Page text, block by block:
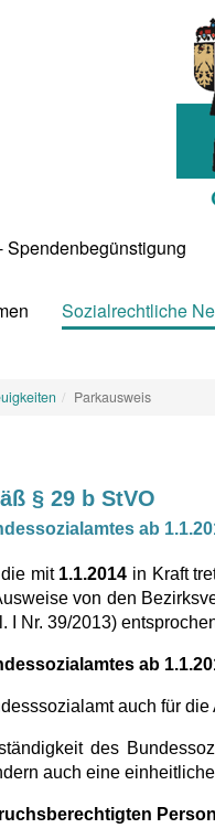
Spendenbegünstigung
Sozialrechtliche
Parkausweis
§ 29 b StVO
ab
mit 1.1.2014 in Kraft
von den
I Nr. 39/2013)
ab
auch für
des
auch eine